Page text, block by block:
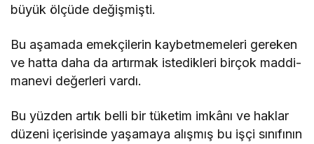
büyük ölçüde değişmişti.
Bu aşamada emekçilerin kaybetmemeleri gereken
ve hatta daha da artırmak istedikleri birçok maddi-
manevi değerleri vardı.
Bu yüzden artık belli bir tüketim imkânı ve haklar
düzeni içerisinde yaşamaya alışmış bu işçi sınıfının